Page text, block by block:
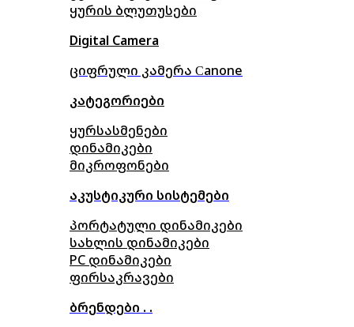
ყურის ბლუთუსები
Digital Camera
ციფრული კამერა Сanone
კატეგორიები
ყურსასმენები
დინამიკები
მიკროფონები
აკუსტიკური სისტემები
პორტატული დინამიკები
სახლის დინამიკები
PC დინამიკები
ფირსაკრავები
ბრენდები . .